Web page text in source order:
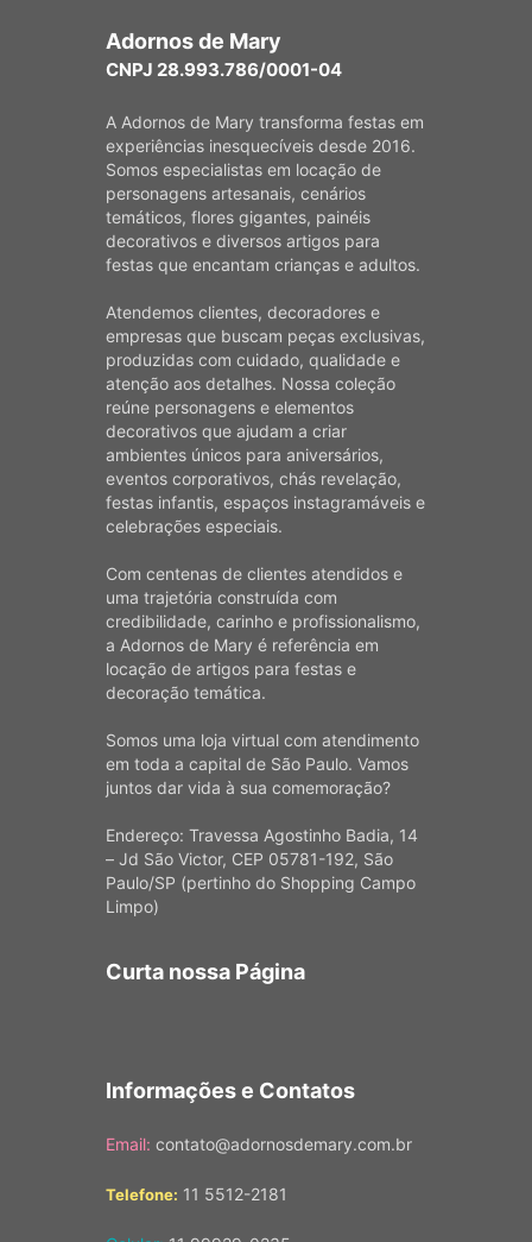
Adornos de Mary
CNPJ 28.993.786/0001-04
A Adornos de Mary transforma festas em
experiências inesquecíveis desde 2016.
Somos especialistas em locação de
personagens artesanais, cenários
temáticos, flores gigantes, painéis
decorativos e diversos artigos para
festas que encantam crianças e adultos.
Atendemos clientes, decoradores e
empresas que buscam peças exclusivas,
produzidas com cuidado, qualidade e
atenção aos detalhes. Nossa coleção
reúne personagens e elementos
decorativos que ajudam a criar
ambientes únicos para aniversários,
eventos corporativos, chás revelação,
festas infantis, espaços instagramáveis e
celebrações especiais.
Com centenas de clientes atendidos e
uma trajetória construída com
credibilidade, carinho e profissionalismo,
a Adornos de Mary é referência em
locação de artigos para festas e
decoração temática.
Somos uma loja virtual com atendimento
em toda a capital de São Paulo. Vamos
juntos dar vida à sua comemoração?
Endereço: Travessa Agostinho Badia, 14
– Jd São Victor, CEP 05781-192, São
Paulo/SP (pertinho do Shopping Campo
Limpo)
Curta nossa Página
Informações e Contatos
Email: contato@adornosdemary.com.br
Telefone: 11 5512-2181